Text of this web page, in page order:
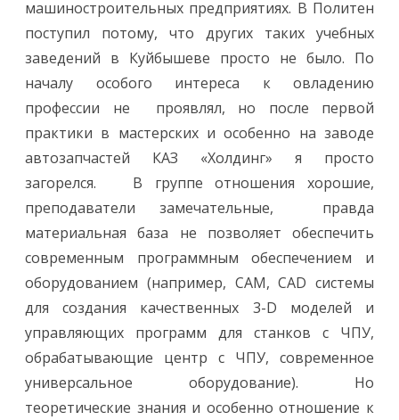
машиностроительных предприятиях. В Политен
поступил потому, что других таких учебных
заведений в Куйбышеве просто не было. По
началу особого интереса к овладению
профессии не проявлял, но после первой
практики в мастерских и особенно на заводе
автозапчастей КАЗ «Холдинг» я просто
загорелся. В группе отношения хорошие,
преподаватели замечательные, правда
материальная база не позволяет обеспечить
современным программным обеспечением и
оборудованием (например, CAM, CAD системы
для создания качественных 3-D моделей и
управляющих программ для станков с ЧПУ,
обрабатывающие центр с ЧПУ, современное
универсальное оборудование). Но
теоретические знания и особенно отношение к